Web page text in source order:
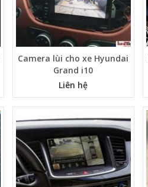
Camera lùi cho xe Hyundai
Grand i10
Liên hệ